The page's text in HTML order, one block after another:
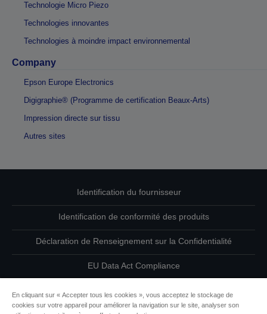
Technologie Micro Piezo
Technologies innovantes
Technologies à moindre impact environnemental
Company
Epson Europe Electronics
Digigraphie® (Programme de certification Beaux-Arts)
Impression directe sur tissu
Autres sites
Identification du fournisseur
Identification de conformité des produits
Déclaration de Renseignement sur la Confidentialité
EU Data Act Compliance
En cliquant sur « Accepter tous les cookies », vous acceptez le stockage de
cookies sur votre appareil pour améliorer la navigation sur le site, analyser son